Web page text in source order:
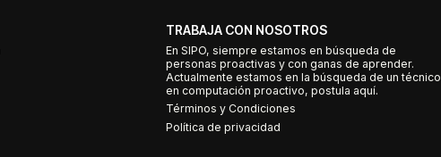
TRABAJA CON NOSOTROS
En SIPO, siempre estamos en búsqueda de
personas proactivas y con ganas de aprender.
Actualmente estamos en la búsqueda de un técnico
en computación proactivo, postula aquí.
Términos y Condiciones
Política de privacidad